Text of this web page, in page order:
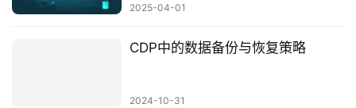
2025-04-01
CDP中的数据备份与恢复策略
2024-10-31